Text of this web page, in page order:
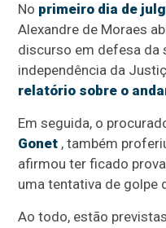
No primeiro dia de
Alexandre de Moraes
discurso em defesa da
independência da
relatório sobre o
Em seguida, o
Gonet , também
afirmou ter ficado
uma tentativa de golpe
Ao todo, estão